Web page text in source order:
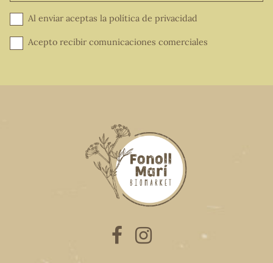
Al enviar aceptas la política de privacidad
Acepto recibir comunicaciones comerciales